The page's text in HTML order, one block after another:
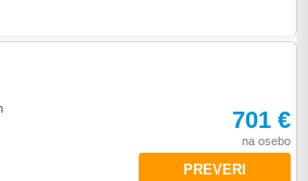
701 €
na osebo
PREVERI